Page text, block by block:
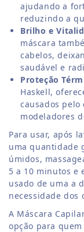
ajudando a
reduzindo a
Brilho e
máscara
cabelos,
saudável e
Proteção
Haskell,
causados pelo
modeladores
Para usar, após
uma quantidade
úmidos,
5 a 10 minutos e
usado de uma a
necessidade dos
A Máscara
opção para